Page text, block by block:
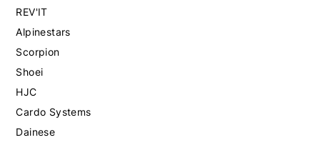
REV'IT
Alpinestars
Scorpion
Shoei
HJC
Cardo Systems
Dainese